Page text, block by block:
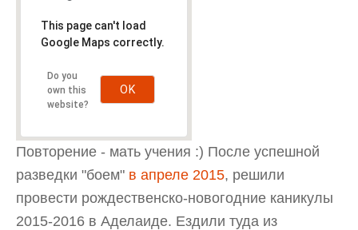
This page can't load
Google Maps correctly.
Do you
own this
website?
OK
Повторение - мать учения :) После успешной
разведки "боем" в апреле 2015, решили
провести рождественско-новогодние каникулы
2015-2016 в Аделаиде. Ездили туда из